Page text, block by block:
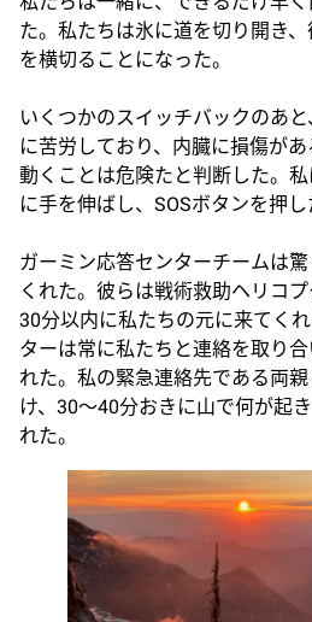
た。私たちは氷に道を切り開き
を横切ることになった。
いくつかのスイッチバックのあ
に苦労しており、内臓に損傷が
動くことは危険たと判断した。私
に手を伸ばし、SOSボタンを押し
ガーミン応答センターチームは
くれた。彼らは戦術救助ヘリコプ
30分以内に私たちの元に来てく
ターは常に私たちと連絡を取り
れた。私の緊急連絡先である両
け、30～40分おきに山で何が起
れた。